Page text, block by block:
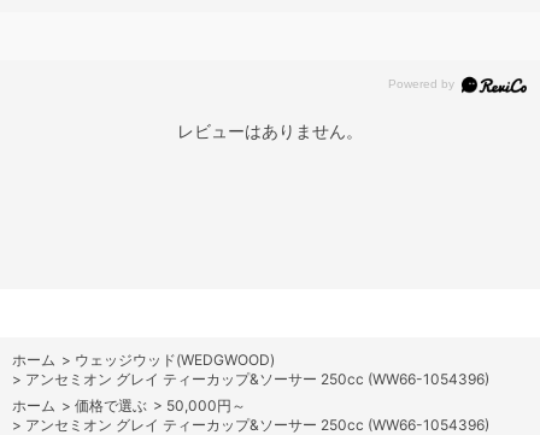
レビューはありません。
ホーム > ウェッジウッド(WEDGWOOD)
> アンセミオン グレイ ティーカップ&ソーサー 250cc (WW66-1054396)
ホーム > 価格で選ぶ > 50,000円～
> アンセミオン グレイ ティーカップ&ソーサー 250cc (WW66-1054396)